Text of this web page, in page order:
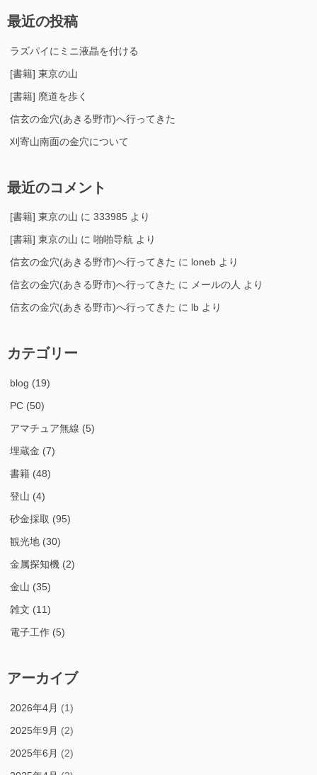
最近の投稿
ラズパイにミニ液晶を付ける
[書籍] 東京の山
[書籍] 廃道を歩く
信玄の金穴(あきる野市)へ行ってきた
刈寄山南面の金穴について
最近のコメント
[書籍] 東京の山 に 333985 より
[書籍] 東京の山 に 啪啪导航 より
信玄の金穴(あきる野市)へ行ってきた に loneb より
信玄の金穴(あきる野市)へ行ってきた に メールの人 より
信玄の金穴(あきる野市)へ行ってきた に lb より
カテゴリー
blog (19)
PC (50)
アマチュア無線 (5)
埋蔵金 (7)
書籍 (48)
登山 (4)
砂金採取 (95)
観光地 (30)
金属探知機 (2)
金山 (35)
雑文 (11)
電子工作 (5)
アーカイブ
2026年4月 (1)
2025年9月 (2)
2025年6月 (2)